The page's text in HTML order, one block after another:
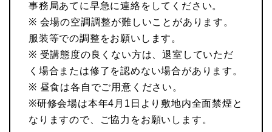
事務局あてに早急に連絡をしてください。
※ 会場の空調調整が難しいことがあります。
服装等での調整をお願いします。
※ 受講態度の良くない方は、退室していただ
く場合または修了を認めない場合があります。
※ 昼食は各自でご用意ください。
※研修会場は本年4月1日より敷地内全面禁煙と
なりますので、ご協力をお願いします。